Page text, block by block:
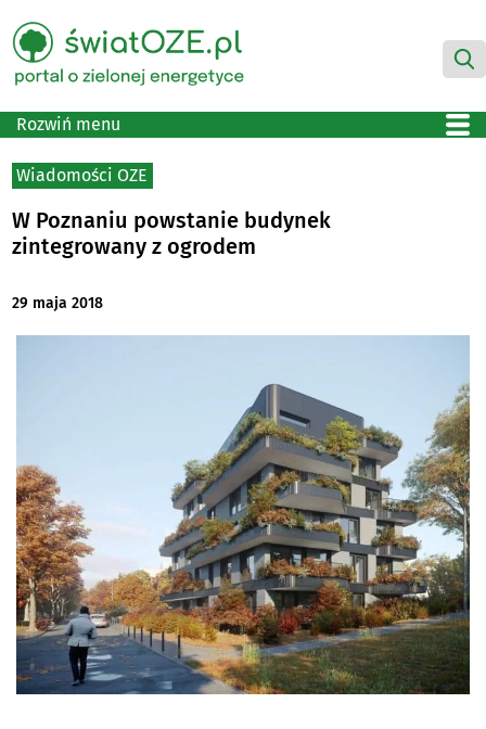
Rozwiń menu
Wiadomości OZE
W Poznaniu powstanie budynek
zintegrowany z ogrodem
29 maja 2018